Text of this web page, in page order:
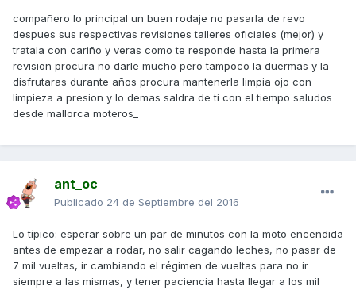
compañero lo principal un buen rodaje no pasarla de revo
despues sus respectivas revisiones talleres oficiales (mejor) y
tratala con cariño y veras como te responde hasta la primera
revision procura no darle mucho pero tampoco la duermas y la
disfrutaras durante años procura mantenerla limpia ojo con
limpieza a presion y lo demas saldra de ti con el tiempo saludos
desde mallorca moteros_
ant_oc
Publicado 24 de Septiembre del 2016
Lo típico: esperar sobre un par de minutos con la moto encendida
antes de empezar a rodar, no salir cagando leches, no pasar de
7 mil vueltas, ir cambiando el régimen de vueltas para no ir
siempre a las mismas, y tener paciencia hasta llegar a los mil